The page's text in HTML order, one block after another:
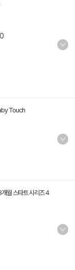
Touch
월 스타트 시리즈 4